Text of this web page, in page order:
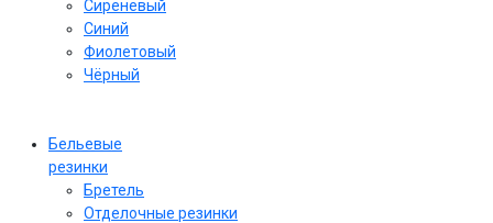
Сиреневый
Cиний
Фиолетовый
Чёрный
Бельевые
резинки
Бретель
Отделочные резинки